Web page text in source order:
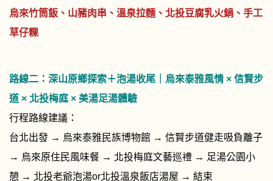
烏來竹筒飯、山豬肉串、溫泉拉麵、北投豆腐乳火鍋、手工
草仔粿
路線二： 深山原鄉探索＋泡湯收尾｜烏來泰雅風情 × 信賢步
道 × 北投梅庭 × 美湯足湯體驗
行程路線建議：
台北出發 → 烏來泰雅民族博物館 → 信賢步道健走吸負離子
→ 烏來原住民風味餐 → 北投梅庭文藝巡禮 → 足湯公園小
憩 → 北投老爺泡湯or北投溫泉飯店湯屋 → 結束